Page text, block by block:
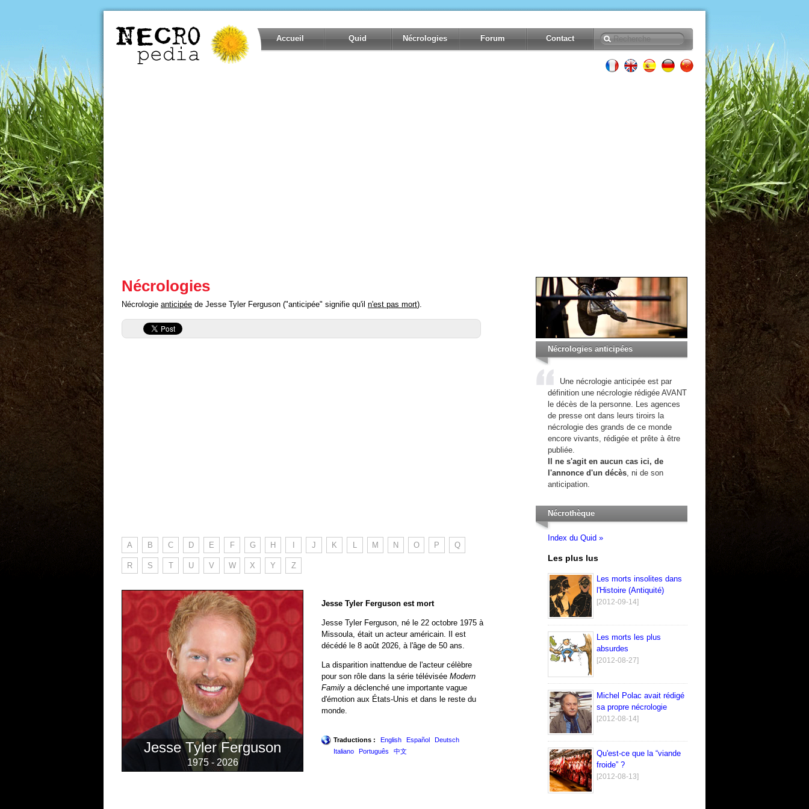
Accueil Quid Nécrologies Forum Contact
Nécrologies
Nécrologie anticipée de Jesse Tyler Ferguson ("anticipée" signifie qu'il n'est pas mort).
A B C D E F G H J K L M N O P Q
R S T U V W X Y Z
Jesse Tyler Ferguson
1975 - 2026
Jesse Tyler Ferguson est mort
Jesse Tyler Ferguson, né le 22 octobre 1975 à
Missoula, était un acteur américain. Il est
décédé le 8 août 2026, à l'âge de 50 ans.
La disparition inattendue de l'acteur célèbre
pour son rôle dans la série télévisée Modern
Family a déclenché une importante vague
d'émotion aux États-Unis et dans le reste du
monde.
Traductions : English Español
Deutsch
Italiano
Português 中文
Nécrologies anticipées
Une nécrologie anticipée est par
définition une nécrologie rédigée AVANT
le décès de la personne. Les agences
de presse ont dans leurs tiroirs la
nécrologie des grands de ce monde
encore vivants, rédigée et prête à être
publiée.
Il ne s'agit en aucun cas ici, de
l'annonce d'un décès, ni de son
anticipation.
Nécrothèque
Index du Quid »
Les plus lus
Les morts insolites dans
l'Histoire (Antiquité)
[2012-09-14]
Les morts les plus
absurdes
[2012-08-27]
Michel Polac avait rédigé
sa propre nécrologie
[2012-08-14]
Qu'est-ce que la “viande
froide” ?
[2012-08-13]